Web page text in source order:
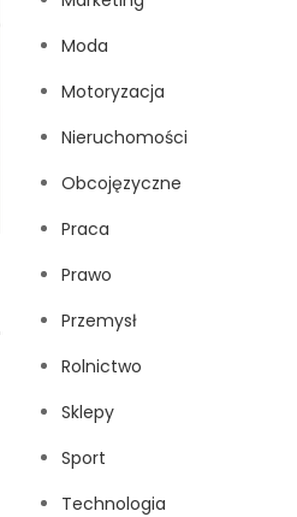
Moda
Motoryzacja
Nieruchomości
Obcojęzyczne
Praca
Prawo
Przemysł
Rolnictwo
Sklepy
Sport
Technologia